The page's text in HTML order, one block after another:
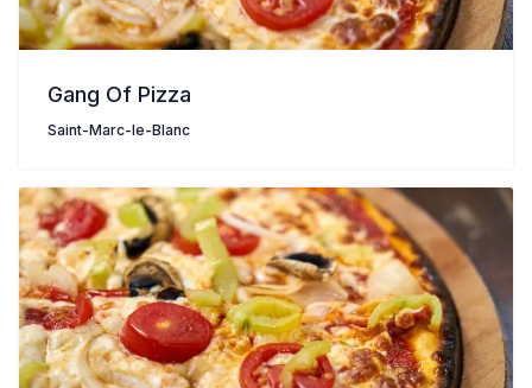
Gang Of Pizza
Saint-Marc-le-Blanc